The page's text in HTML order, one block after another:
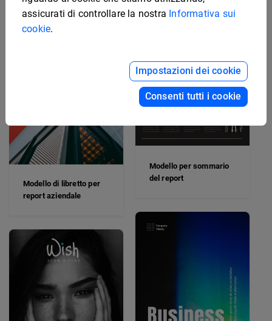
Esempio di report sulle
Modello di libretto per
report aziendale
Modello per sommario
del report
assicurati di controllare la nostra Informativa sui
cookie.
Impostazioni dei cookie
Consenti tutti i cookie